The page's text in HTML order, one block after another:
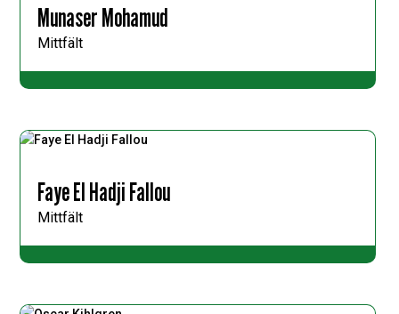
Munaser Mohamud
Mittfält
Faye El Hadji Fallou
Mittfält